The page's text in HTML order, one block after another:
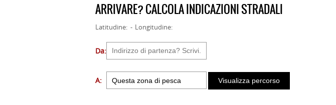
ARRIVARE? CALCOLA INDICAZIONI STRADALI
Latitudine: - Longitudine:
Da:
A: